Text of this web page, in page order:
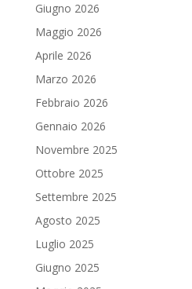
Giugno 2026
Maggio 2026
Aprile 2026
Marzo 2026
Febbraio 2026
Gennaio 2026
Novembre 2025
Ottobre 2025
Settembre 2025
Agosto 2025
Luglio 2025
Giugno 2025